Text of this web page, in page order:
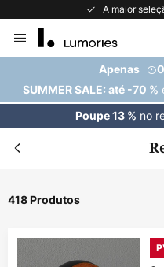
A maior
para
Conteúdo
Apenas
SUMMER SALE: até -70 %
Poupe 13 % no
418 Produtos